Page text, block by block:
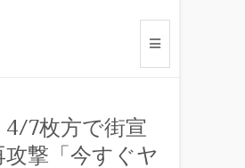
4/7枚方で街宣
撃「今すぐヤ